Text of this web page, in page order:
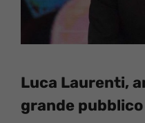
Luca Laurenti,
grande